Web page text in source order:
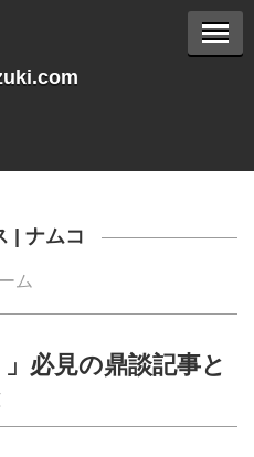
ナムコ
ム
必見の鼎談記事と